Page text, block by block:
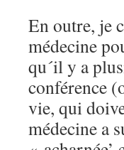
En outre, je
médecine
qu´il y a
conférence
vie, qui
médecine a